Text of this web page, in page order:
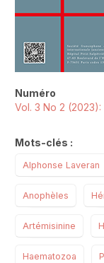
Numéro
Vol. 3 No 2
Mots-clés :
Alphonse Laveran
Anophèles
Artémisinine
Haematozoa